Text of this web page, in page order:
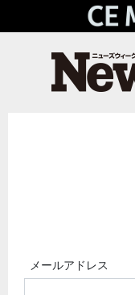
メールアドレス